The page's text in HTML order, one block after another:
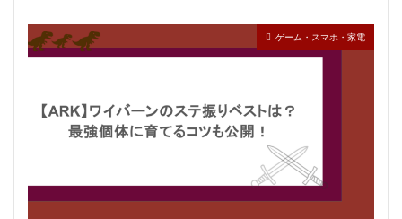
ゲーム・スマホ・家電